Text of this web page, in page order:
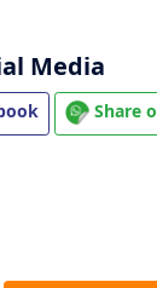
Media
Share